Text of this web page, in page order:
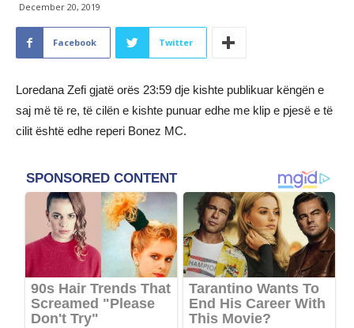
December 20, 2019
Facebook Twitter
Loredana Zefi gjatë orës 23:59 dje kishte publikuar këngën e
saj më të re, të cilën e kishte punuar edhe me klip e pjesë e të
cilit është edhe reperi Bonez MC.